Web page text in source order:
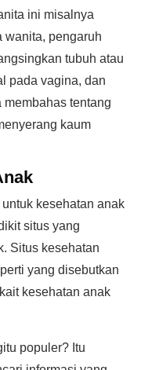
ini misalnya
wanita, pengaruh
tubuh atau
pada vagina, dan
tentang
kaum
kesehatan anak
situs yang
Situs kesehatan
yang disebutkan
kesehatan anak
populer? Itu